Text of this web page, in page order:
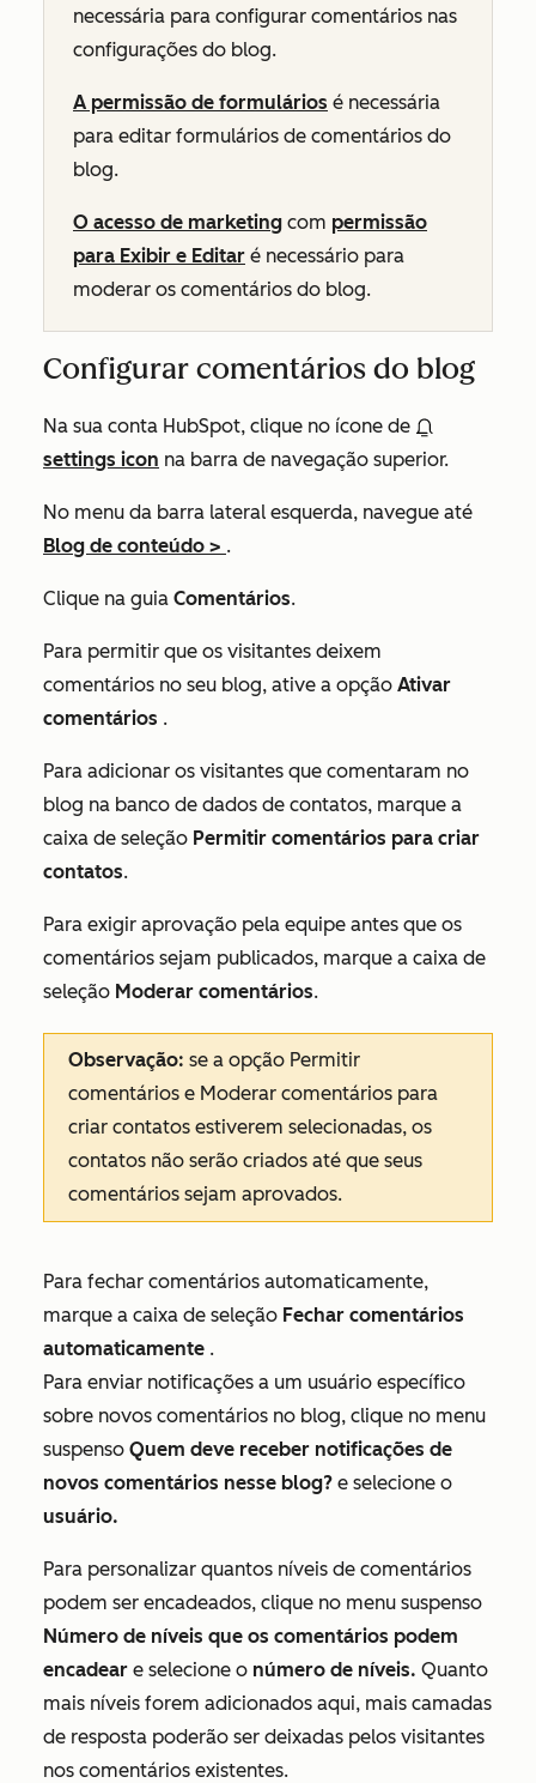
necessária para configurar comentários nas
configurações do blog.
A permissão de formulários é necessária
para editar formulários de comentários do
blog.
O acesso de marketing com permissão
para Exibir e Editar é necessário para
moderar os comentários do blog.
Configurar comentários do blog
Na sua conta HubSpot, clique no ícone de
settings icon na barra de navegação superior.
No menu da barra lateral esquerda, navegue até
Blog de conteúdo > .
Clique na guia Comentários.
Para permitir que os visitantes deixem
comentários no seu blog, ative a opção Ativar
comentários .
Para adicionar os visitantes que comentaram no
blog na banco de dados de contatos, marque a
caixa de seleção Permitir comentários para criar
contatos.
Para exigir aprovação pela equipe antes que os
comentários sejam publicados, marque a caixa de
seleção Moderar comentários.
Observação: se a opção Permitir
comentários e Moderar comentários para
criar contatos estiverem selecionadas, os
contatos não serão criados até que seus
comentários sejam aprovados.
Para fechar comentários automaticamente,
marque a caixa de seleção Fechar comentários
automaticamente .
Para enviar notificações a um usuário específico
sobre novos comentários no blog, clique no menu
suspenso Quem deve receber notificações de
novos comentários nesse blog? e selecione o
usuário.
Para personalizar quantos níveis de comentários
podem ser encadeados, clique no menu suspenso
Número de níveis que os comentários podem
encadear e selecione o número de níveis. Quanto
mais níveis forem adicionados aqui, mais camadas
de resposta poderão ser deixadas pelos visitantes
nos comentários existentes.